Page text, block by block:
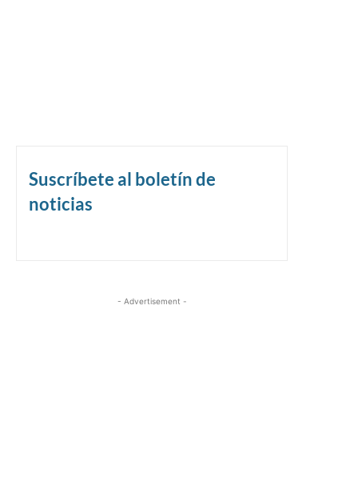
Suscríbete al boletín de
noticias
- Advertisement -